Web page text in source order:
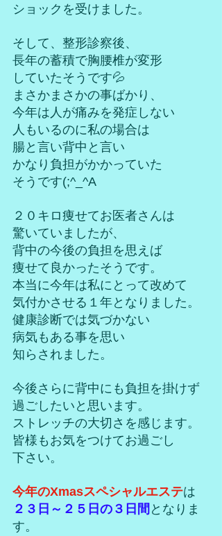
ショックを受けました。
そして、整形診察後、
長年の蓄積で胸腰椎が変形
していたそうです💦
まさかまさかの事ばかり、
今年は人が痛みを発症しない
人もいるのに私の場合は
腸と言い背中と言い
かなり負担がかかっていた
そうです(;^_^A
２０キロ痩せてお医者さんは
驚いていましたが、
背中の今後の負担を思えば
痩せて良かったそうです。
本当に今年は私にとって改めて
気付かさせる１年となりました。
健康診断では気づかない
病気もある事を思い
知らされました。
今後さらに背中にも負担を掛けず
過ごしたいと思います。
ストレッチの大切さを感じます。
皆様もお気をつけてお過ごし
下さい。
今年のXmasスペシャルエステは
２３日～２５日の３日間 となりま
す。